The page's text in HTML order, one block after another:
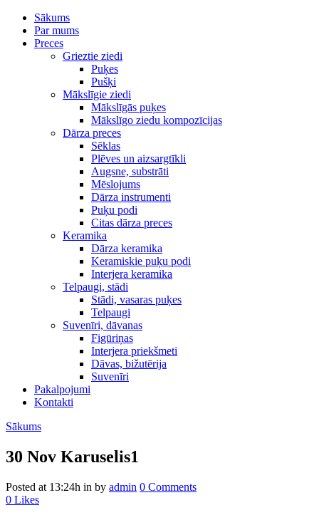
Sākums
Par mums
Preces
Grieztie ziedi
Puķes
Pušķi
Mākslīgie ziedi
Mākslīgās puķes
Mākslīgo ziedu kompozīcijas
Dārza preces
Sēklas
Plēves un aizsargtīkli
Augsne, substrāti
Mēslojums
Dārza instrumenti
Puķu podi
Citas dārza preces
Keramika
Dārza keramika
Keramiskie puķu podi
Interjera keramika
Telpaugi, stādi
Stādi, vasaras puķes
Telpaugi
Suvenīri, dāvanas
Figūriņas
Interjera priekšmeti
Dāvas, bižutērija
Suvenīri
Pakalpojumi
Kontakti
Sākums
30 Nov Karuselis1
Posted at 13:24h in by admin 0 Comments
0 Likes